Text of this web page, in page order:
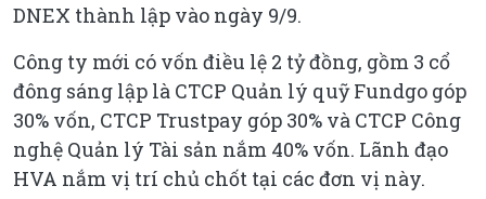
DNEX thành lập vào ngày 9/9.
Công ty mới có vốn điều lệ 2 tỷ đồng, gồm 3 cổ
đông sáng lập là CTCP Quản lý quỹ Fundgo góp
30% vốn, CTCP Trustpay góp 30% và CTCP Công
nghệ Quản lý Tài sản nắm 40% vốn. Lãnh đạo
HVA nắm vị trí chủ chốt tại các đơn vị này.